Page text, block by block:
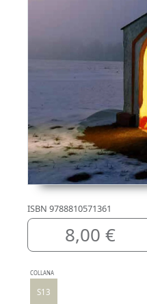
ISBN 9788810571361
8,00 €
COLLANA
S13